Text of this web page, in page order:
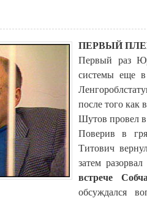
ПЕРВЫЙ
Первый раз
системы еще
после того как
Шутов провел
Поверив в
Титович
затем
встрече
обсуждался